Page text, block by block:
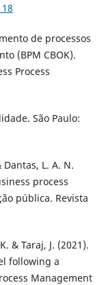
de processos
(BPM CBOK).
Process
São Paulo:
Dantas, L. A. N.
process
pública. Revista
& Taraj, J. (2021).
following a
Management